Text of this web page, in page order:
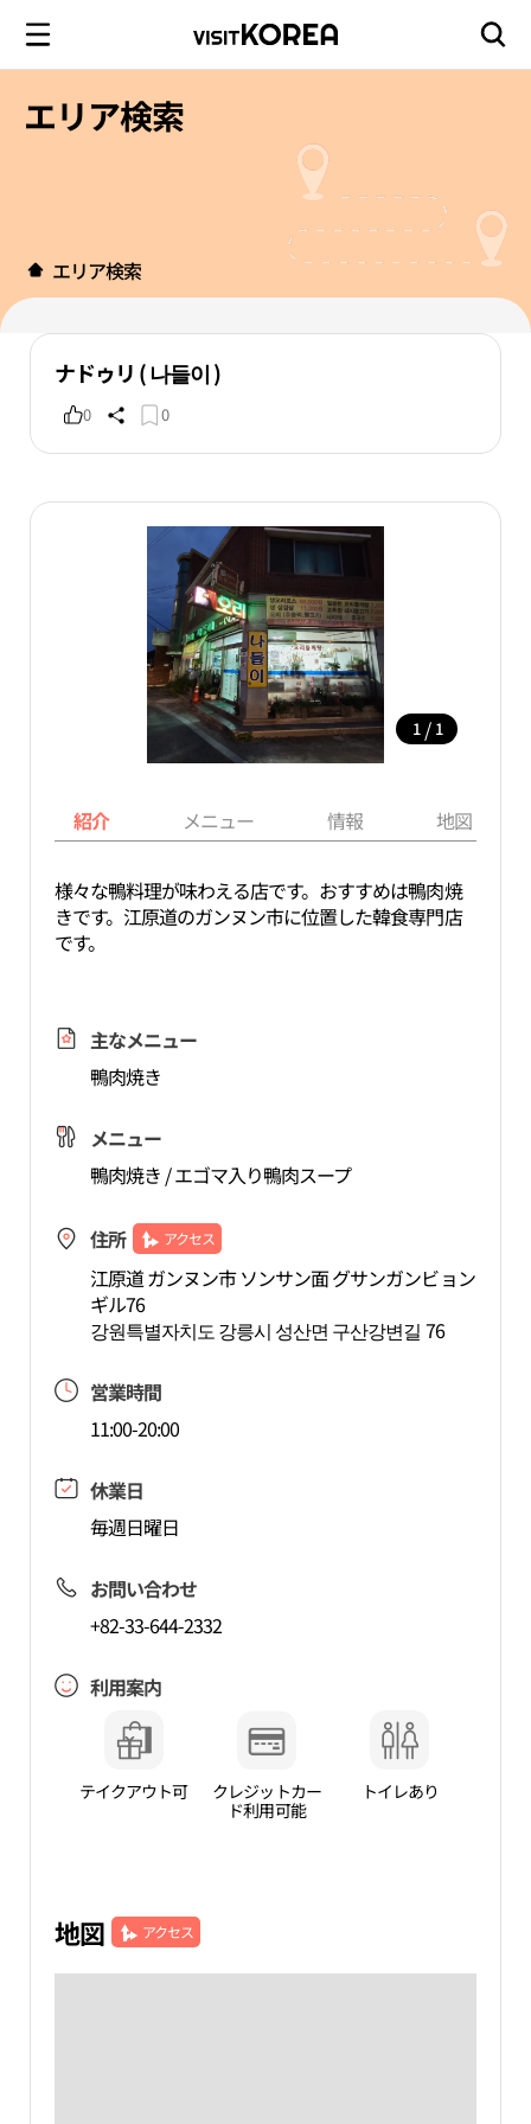
エリア検索
エリア検索
ナドゥリ ( 나들이 )
0 0
1 / 1
紹介 メニュー 情報 地図
様々な鴨料理が味わえる店です。おすすめは鴨肉焼
きです。江原道のガンヌン市に位置した韓食専門店
です。
主なメニュー
鴨肉焼き
メニュー
鴨肉焼き / エゴマ入り鴨肉スープ
住所 アクセス
江原道 ガンヌン市 ソンサン面 グサンガンビョン
ギル76
강원특별자치도 강릉시 성산면 구산강변길 76
営業時間
11:00-20:00
休業日
毎週日曜日
お問い合わせ
+82-33-644-2332
利用案内
テイクアウト可
クレジットカー
ド利用可能
トイレあり
地図 アクセス